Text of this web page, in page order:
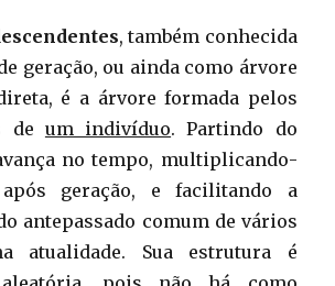
, também conhecida
geração, ou ainda como árvore
é a árvore formada pelos
de um indivíduo. Partindo do
no tempo, multiplicando-
geração, e facilitando a
antepassado comum de vários
atualidade. Sua estrutura é